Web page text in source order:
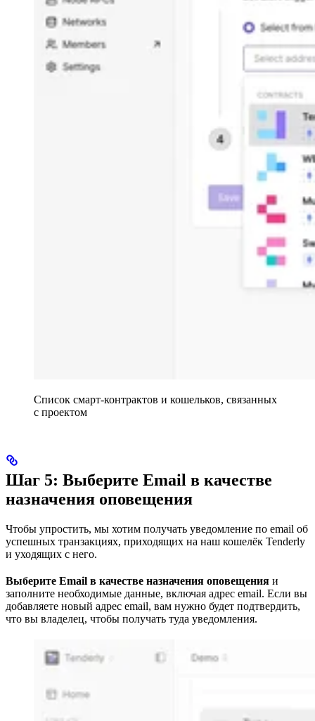
Список смарт-контрактов и кошельков, связанных
с проектом
Шаг 5: Выберите Email в качестве
назначения оповещения
Чтобы упростить, мы хотим получать уведомление по email об
успешных транзакциях, приходящих на наш кошелёк Tenderly
и уходящих с него.
Выберите Email в качестве назначения оповещения и
заполните необходимые данные, включая адрес email. Если вы
добавляете новый адрес email, вам нужно будет подтвердить,
что вы владелец, чтобы получать туда уведомления.